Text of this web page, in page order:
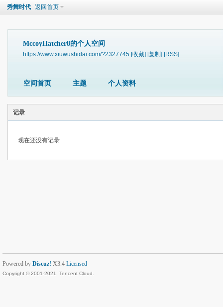
秀舞时代 返回首页
MccoyHatcher8的个人空间
https://www.xiuwushidai.com/?2327745 [收藏] [复制] [RSS]
空间首页 主题 个人资料
记录
现在还没有记录
Powered by Discuz! X3.4 Licensed
Copyright © 2001-2021, Tencent Cloud.